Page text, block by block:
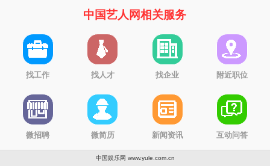
中国艺人网相关服务
找工作 找人才 找企业 附近职位
微招聘 微简历 新闻资讯 互动问答
中国娱乐网 www.yule.com.cn